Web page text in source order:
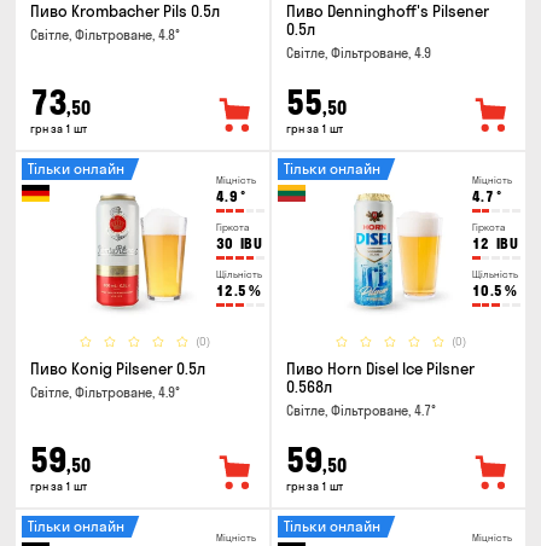
Пиво Krombacher Pils 0.5л
Світле, Фільтроване, 4.8°
73,50
грн за 1 шт
Пиво Denninghoff's Pilsener
0.5л
Світле, Фільтроване, 4.9
55,50
грн за 1 шт
Міцність
4.9 °
Гіркота
30 IBU
Щільність
12.5 %
(0)
Тільки онлайн
Пиво Konig Pilsener 0.5л
Світле, Фільтроване, 4.9°
59,50
грн за 1 шт
Міцність
4.7 °
Гіркота
12 IBU
Щільність
10.5 %
(0)
Тільки онлайн
Пиво Horn Disel Ice Pilsner
0.568л
Світле, Фільтроване, 4.7°
59,50
грн за 1 шт
Міцність
Тільки онлайн
Міцність
Тільки онлайн